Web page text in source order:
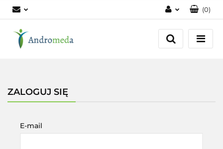
Zaloguj się
Zarejestruj się
(0)
ZALOGUJ SIĘ
E-mail